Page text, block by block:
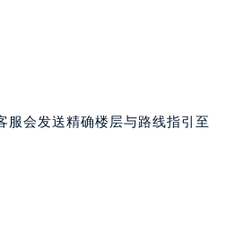
服会发送精确楼层与路线指引至